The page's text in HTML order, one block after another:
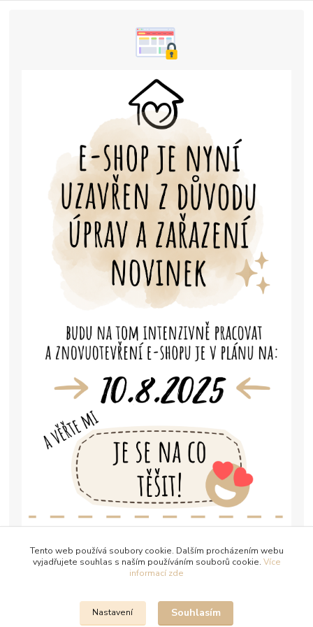
Tento web používá soubory cookie. Dalším procházením webu
vyjadřujete souhlas s naším používáním souborů cookie. Více
informací zde
Nastavení Souhlasím